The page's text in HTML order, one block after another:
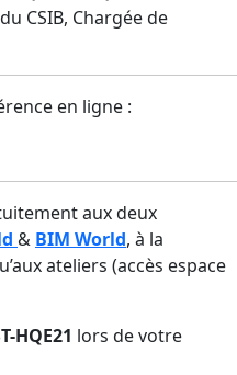
CSIB, Chargée de
en ligne :
aux deux
& BIM World, à la
ateliers (accès espace
HQE21 lors de votre